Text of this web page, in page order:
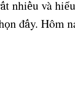
ất nhiều vàhiể
ọnđấy. Hôm